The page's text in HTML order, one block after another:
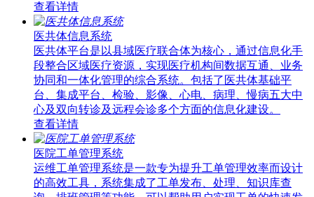
查看详情
医共体信息系统
医共体平台是以县域医疗联合体为核心，通过信息化手
段整合区域医疗资源，实现医疗机构间数据互通、业务
协同和一体化管理的综合系统。包括了医共体基础平
台、集成平台、检验、影像、心电、病理、慢病五大中
心及双向转诊及远程会诊多个方面的信息化建设。
查看详情
医院工单管理系统
运维工单管理系统是一款专为提升工单管理效率而设计
的高效工具，系统集成了工单发布、处理、知识库查